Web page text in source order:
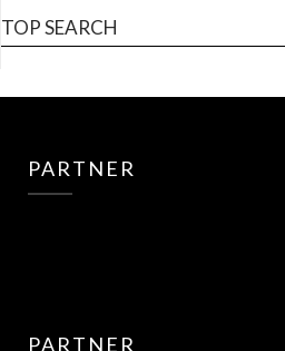
TOP SEARCH
PARTNER
PARTNER